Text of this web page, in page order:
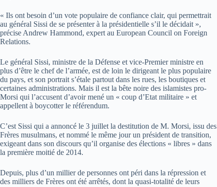
« Ils ont besoin d’un vote populaire de confiance clair, qui permettrait
au général Sissi de se présenter à la présidentielle s’il le décidait »,
précise Andrew Hammond, expert au European Council on Foreign
Relations.
Le général Sissi, ministre de la Défense et vice-Premier ministre en
plus d’être le chef de l’armée, est de loin le dirigeant le plus populaire
du pays, et son portrait s’étale partout dans les rues, les boutiques et
certaines administrations. Mais il est la bête noire des islamistes pro-
Morsi qui l’accusent d’avoir mené un « coup d’Etat militaire » et
appellent à boycotter le référendum.
C’est Sissi qui a annoncé le 3 juillet la destitution de M. Morsi, issu des
Frères musulmans, et nommé le même jour un président de transition,
exigeant dans son discours qu’il organise des élections « libres » dans
la première moitié de 2014.
Depuis, plus d’un millier de personnes ont péri dans la répression et
des milliers de Frères ont été arrêtés, dont la quasi-totalité de leurs